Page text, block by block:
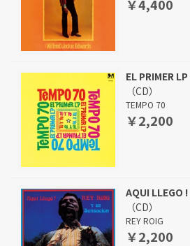
￥4,400
EL PRIMER LP
（CD）
TEMPO 70
￥2,200
AQUI LLEGO !
（CD）
REY ROIG
￥2,200